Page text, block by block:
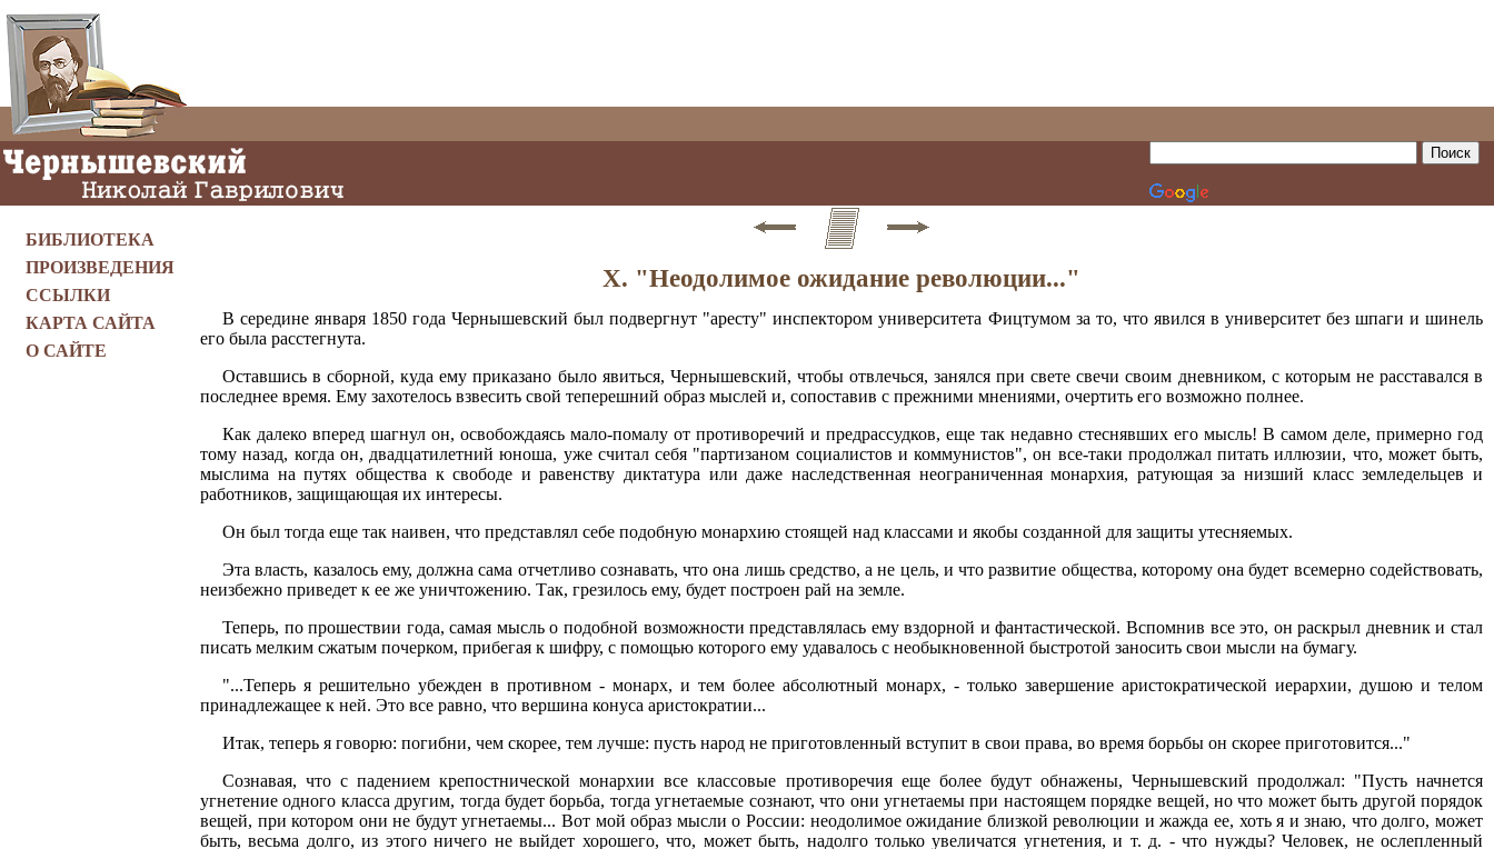
БИБЛИОТЕКА
ПРОИЗВЕДЕНИЯ
ССЫЛКИ
КАРТА САЙТА
О САЙТЕ
X. "Неодолимое ожидание революции..."
В середине января 1850 года Чернышевский был подвергнут "аресту" инспектором университета Фицтумом за то, что явился в университет без шпаги и шинель
его была расстегнута.
Оставшись в сборной, куда ему приказано было явиться, Чернышевский, чтобы отвлечься, занялся при свете свечи своим дневником, с которым не расставался в
последнее время. Ему захотелось взвесить свой теперешний образ мыслей и, сопоставив с прежними мнениями, очертить его возможно полнее.
Как далеко вперед шагнул он, освобождаясь мало-помалу от противоречий и предрассудков, еще так недавно стеснявших его мысль! В самом деле, примерно год
тому назад, когда он, двадцатилетний юноша, уже считал себя "партизаном социалистов и коммунистов", он все-таки продолжал питать иллюзии, что, может быть,
мыслима на путях общества к свободе и равенству диктатура или даже наследственная неограниченная монархия, ратующая за низший класс земледельцев и
работников, защищающая их интересы.
Он был тогда еще так наивен, что представлял себе подобную монархию стоящей над классами и якобы созданной для защиты утесняемых.
Эта власть, казалось ему, должна сама отчетливо сознавать, что она лишь средство, а не цель, и что развитие общества, которому она будет всемерно содействовать,
неизбежно приведет к ее же уничтожению. Так, грезилось ему, будет построен рай на земле.
Теперь, по прошествии года, самая мысль о подобной возможности представлялась ему вздорной и фантастической. Вспомнив все это, он раскрыл дневник и стал
писать мелким сжатым почерком, прибегая к шифру, с помощью которого ему удавалось с необыкновенной быстротой заносить свои мысли на бумагу.
"...Теперь я решительно убежден в противном - монарх, и тем более абсолютный монарх, - только завершение аристократической иерархии, душою и телом
принадлежащее к ней. Это все равно, что вершина конуса аристократии...
Итак, теперь я говорю: погибни, чем скорее, тем лучше: пусть народ не приготовленный вступит в свои права, во время борьбы он скорее приготовится..."
Сознавая, что с падением крепостнической монархии все классовые противоречия еще более будут обнажены, Чернышевский продолжал: "Пусть начнется
угнетение одного класса другим, тогда будет борьба, тогда угнетаемые сознают, что они угнетаемы при настоящем порядке вещей, но что может быть другой порядок
вещей, при котором они не будут угнетаемы... Вот мой образ мысли о России: неодолимое ожидание близкой революции и жажда ее, хоть я и знаю, что долго, может
быть, весьма долго, из этого ничего не выйдет хорошего, что, может быть, надолго только увеличатся угнетения, и т. д. - что нужды? Человек, не ослепленный